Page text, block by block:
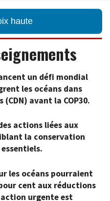
haute
un défi mondial
les océans dans
(CDN) avant la COP30.
actions liées aux
la conservation
les océans pourraient
cent aux réductions
action urgenteest